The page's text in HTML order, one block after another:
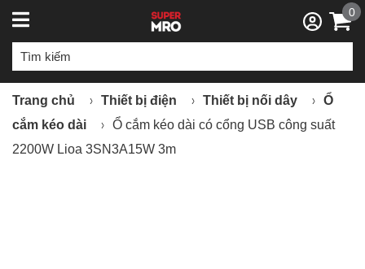
0
Trang chủ Thiết bị điện Thiết bị nối dây
Ổ
cắm kéo dài
Ổ cắm kéo dài có cổng USB công suất
2200W Lioa 3SN3A15W 3m